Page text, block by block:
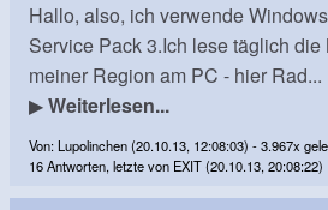
Hallo, also, ich verwende
Service Pack 3.Ich lese täglich
meiner Region am PC - hier Rad...
▶Weiterlesen...
Von: Lupolinchen (20.10.13, 12:08:03) - 3.967x
16 Antworten, letzte von EXIT (20.10.13, 20:08:22)